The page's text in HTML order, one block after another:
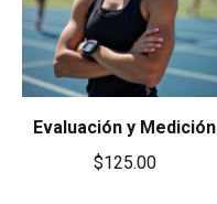
Evaluación y Medición
$125.00